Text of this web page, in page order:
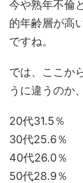
今や熟年不倫
的年齢層が高
ですね。
では、ここか
うに違うのか
20代31.5％
30代25.6％
40代26.0％
50代28.9％